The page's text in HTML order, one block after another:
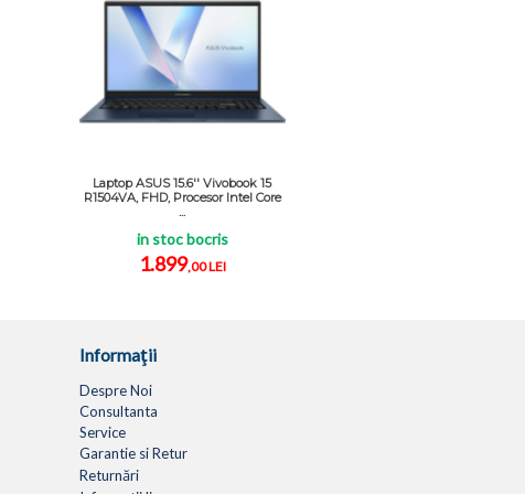
Laptop ASUS 15.6'' Vivobook 15
R1504VA, FHD, Procesor Intel Core
...
in stoc bocris
1.899,00 LEI
Informaţii
Despre Noi
Consultanta
Service
Garantie si Retur
Returnări